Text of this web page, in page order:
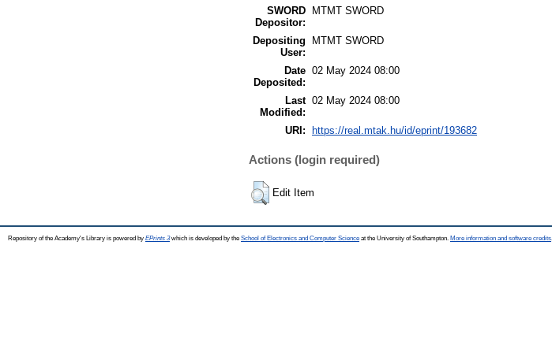
SWORD
Depositor:
MTMT SWORD
Depositing
User:
MTMT SWORD
Date
Deposited:
02 May 2024 08:00
Last
Modified:
02 May 2024 08:00
URI: https://real.mtak.hu/id/eprint/193682
Actions (login required)
Edit Item
Repository of the Academy's Library is powered by EPrints 3which is developed by the School of Electronics and Computer Science at the University of Southampton. More information and software credits